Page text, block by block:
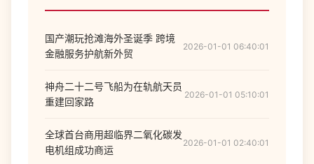
国产潮玩抢滩海外圣诞季 跨境
金融服务护航新外贸
2026-01-01 06:40:01
神舟二十二号飞船为在轨航天员
重建回家路
2026-01-01 05:10:01
全球首台商用超临界二氧化碳发
电机组成功商运
2026-01-01 02:40:01